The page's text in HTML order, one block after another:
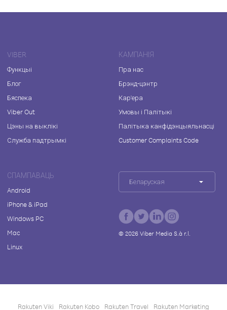
VIBER
Функцыі
Блог
Бяспека
Viber Out
Цэны на выклікі
Служба падтрымкі
КАМПАНІЯ
Пра нас
Брэнд-цэнтр
Кар'ера
Умовы і Палітыкі
Палітыка канфідэнцыяльнасці
Customer Complaints Code
СПАМПАВАЦЬ
Android
iPhone & iPad
Windows PC
Mac
Linux
Беларуская
© 2026Viber Media S.à r.l.
Rakuten Viki Rakuten Kobo Rakuten Travel Rakuten Marketing